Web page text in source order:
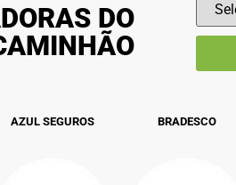
DO
AZUL SEGUROS BRADESCO